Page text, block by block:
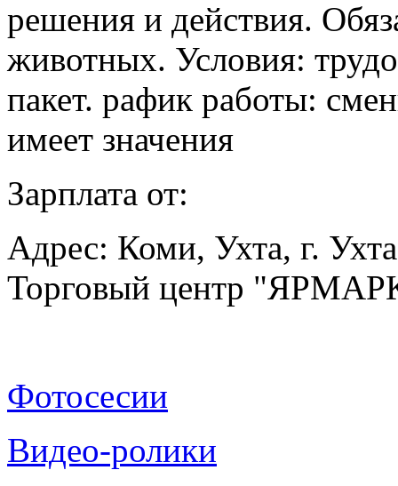
решения и действия.
животных. Условия:
пакет. рафик работы:
имеет значения
Зарплата от:
Адрес: Коми, Ухта, г.
Торговый центр
Фотосесии
Видео-ролики